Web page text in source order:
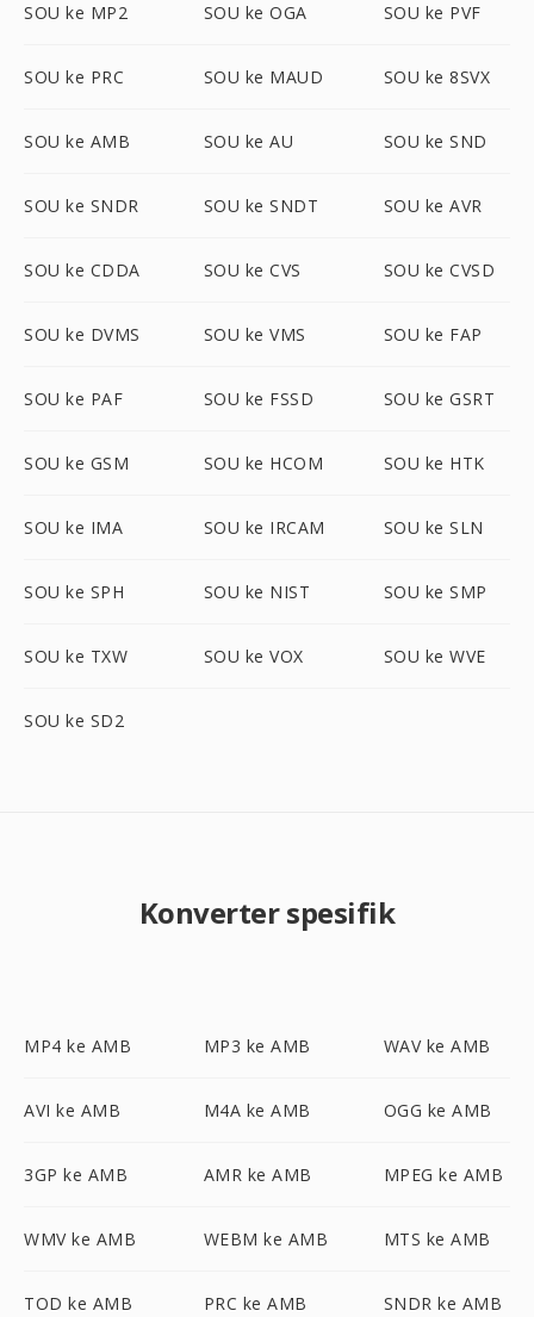
SOU ke MP2 SOU ke OGA SOU ke PVF
SOU ke PRC SOU ke MAUD SOU ke 8SVX
SOU ke AMB SOU ke AU SOU ke SND
SOU ke SNDR SOU ke SNDT SOU ke AVR
SOU ke CDDA SOU ke CVS SOU ke CVSD
SOU ke DVMS SOU ke VMS SOU ke FAP
SOU ke PAF SOU ke FSSD SOU ke GSRT
SOU ke GSM SOU ke HCOM SOU ke HTK
SOU ke IMA SOU ke IRCAM SOU ke SLN
SOU ke SPH SOU ke NIST SOU ke SMP
SOU ke TXW SOU ke VOX SOU ke WVE
SOU ke SD2
Konverter spesifik
MP4 ke AMB MP3 ke AMB WAV ke AMB
AVI ke AMB M4A ke AMB OGG ke AMB
3GP ke AMB AMR ke AMB MPEG ke AMB
WMV ke AMB WEBM ke AMB MTS ke AMB
TOD ke AMB PRC ke AMB SNDR ke AMB